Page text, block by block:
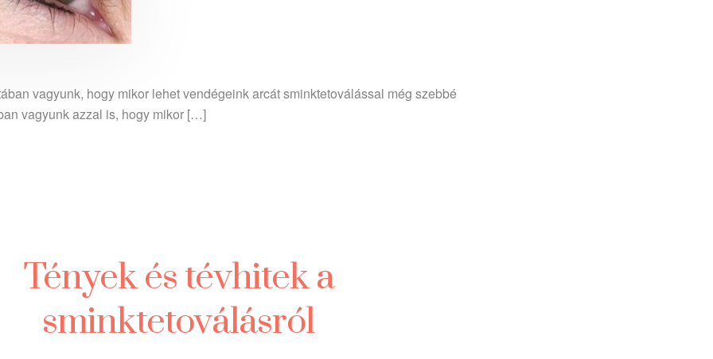
vagyunk, hogy mikor lehet vendégeink arcát sminktetoválással még szebbé
vagyunk azzal is, hogy mikor […]
Tények és tévhitek a
sminktetoválásról